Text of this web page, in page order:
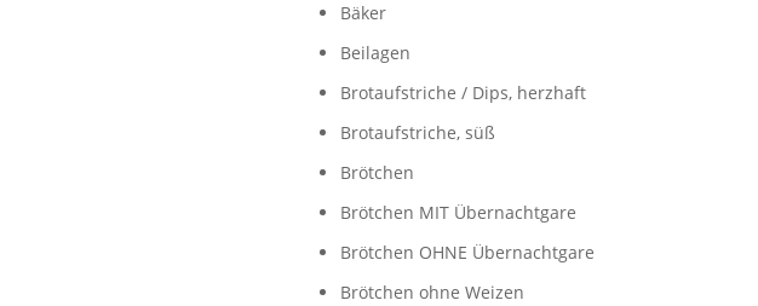
Bäker
Beilagen
Brotaufstriche / Dips, herzhaft
Brotaufstriche, süß
Brötchen
Brötchen MIT Übernachtgare
Brötchen OHNE Übernachtgare
Brötchen ohne Weizen